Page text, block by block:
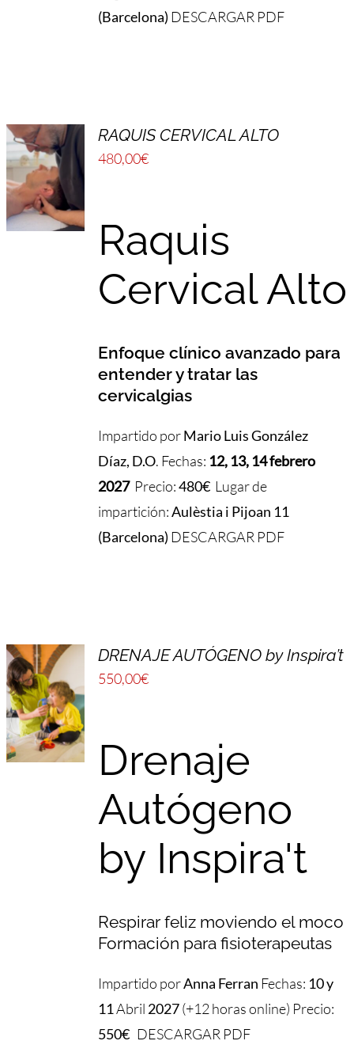
(Barcelona) DESCARGAR PDF
RAQUIS CERVICAL ALTO
480,00€
Raquis
Cervical Alto
Enfoque clínico avanzado para
entender y tratar las
cervicalgias
Impartido porMario Luis González
Díaz, D.O. Fechas: 12, 13, 14 febrero
2027 Precio:480€ Lugar de
impartición:Aulèstia i Pijoan 11
(Barcelona) DESCARGAR PDF
DRENAJE AUTÓGENO by Inspira’t
550,00€
Drenaje
Autógeno
by Inspira't
Respirar feliz moviendo el moco
Formación para fisioterapeutas
Impartido porAnna Ferran Fechas: 10 y
11Abril 2027(+12 horas online) Precio:
550€ DESCARGAR PDF